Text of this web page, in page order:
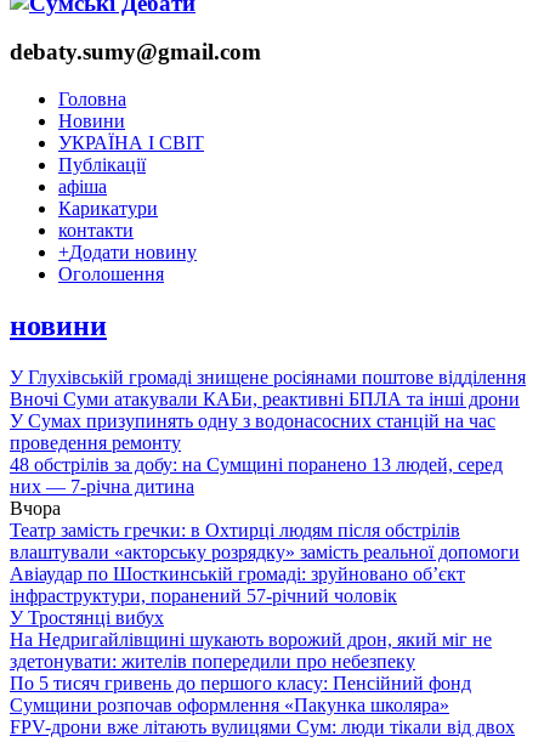
debaty.sumy@gmail.com
Головна
Новини
УКРАЇНА І СВІТ
Публікації
афіша
Карикатури
контакти
+Додати новину
Оголошення
новини
У Глухівській громаді знищене росіянами поштове відділення
Вночі Суми атакували КАБи, реактивні БПЛА та інші дрони
У Сумах призупинять одну з водонасосних станцій на час
проведення ремонту
48 обстрілів за добу: на Сумщині поранено 13 людей, серед
них — 7-річна дитина
Вчора
Театр замість гречки: в Охтирці людям після обстрілів
влаштували «акторську розрядку» замість реальної допомоги
Авіаудар по Шосткинській громаді: зруйновано об’єкт
інфраструктури, поранений 57-річний чоловік
У Тростянці вибух
На Недригайлівщині шукають ворожий дрон, який міг не
здетонувати: жителів попередили про небезпеку
По 5 тисяч гривень до першого класу: Пенсійний фонд
Сумщини розпочав оформлення «Пакунка школяра»
FPV-дрони вже літають вулицями Сум: люди тікали від двох